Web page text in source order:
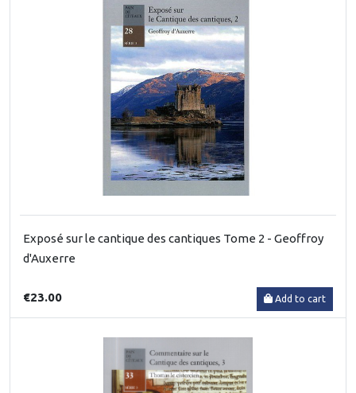
Exposé sur le cantique des cantiques Tome 2 - Geoffroy
d'Auxerre
€23.00 Add to cart